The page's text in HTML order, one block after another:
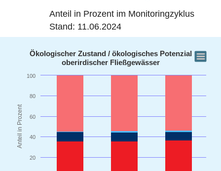
Anteil in Prozent im Monitoringzyklus
Stand: 11.06.2024
Ökologischer Zustand / ökologisches Potenzial
Bar chart with 4 data series.
The chart has 1 X axis displaying categories.
The chart has 1 Y axis displaying Anteil in Prozent.
Anteil in Prozent
Ökologischer Zustand / ökologisches Potenzial
oberirdischer Fließgewässer
20
40
60
80
100